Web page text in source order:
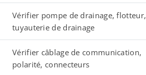
Vérifier pompe de drainage, flotteur,
tuyauterie de drainage
Vérifier câblage de communication,
polarité, connecteurs